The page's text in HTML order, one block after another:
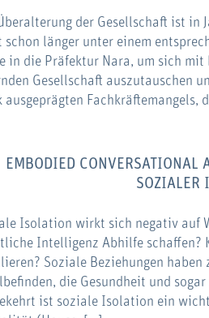
der Gesellschaft ist in
schon länger unter einem
in die Präfektur Nara, um sich
Gesellschaft auszutauschen
ausgeprägten Fachkräftemangels,
EMBODIED CONVERSATIONAL
SOZIALER
Isolation wirkt sich negativ auf
Intelligenz Abhilfe schaffen?
Soziale Beziehungen
die Gesundheit und
ist soziale Isolation ein